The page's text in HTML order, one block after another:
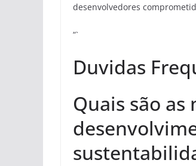
desenvolvedores
“`
Duvidas
Quais são